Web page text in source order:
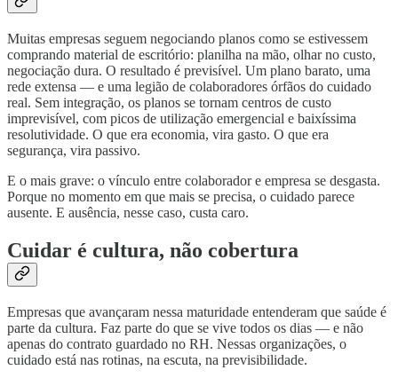
Muitas empresas seguem negociando planos como se estivessem
comprando material de escritório: planilha na mão, olhar no custo,
negociação dura. O resultado é previsível. Um plano barato, uma
rede extensa — e uma legião de colaboradores órfãos do cuidado
real. Sem integração, os planos se tornam centros de custo
imprevisível, com picos de utilização emergencial e baixíssima
resolutividade. O que era economia, vira gasto. O que era
segurança, vira passivo.
E o mais grave: o vínculo entre colaborador e empresa se desgasta.
Porque no momento em que mais se precisa, o cuidado parece
ausente. E ausência, nesse caso, custa caro.
Cuidar é cultura, não cobertura
Empresas que avançaram nessa maturidade entenderam que saúde é
parte da cultura. Faz parte do que se vive todos os dias — e não
apenas do contrato guardado no RH. Nessas organizações, o
cuidado está nas rotinas, na escuta, na previsibilidade.